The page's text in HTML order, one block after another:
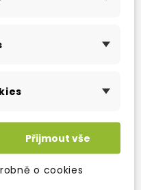
499 Kč
Přijmout vše
o cookies